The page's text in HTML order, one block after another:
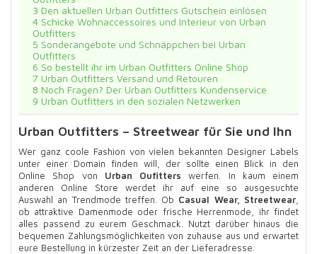
3 Den aktuellen Urban Outfitters Gutschein einlösen
4 Schicke Wohnaccessoires und Interieur von Urban
Outfitters
5 Sonderangebote und Schnäppchen bei Urban
Outfitters
6 So bestellt ihr im Urban Outfitters Online Shop
7 Urban Outfitters Versand und Retouren
8 Noch Fragen? Der Urban Outfitters Kundenservice
9 Urban Outfitters in den sozialen Netzwerken
Urban Outfitters – Streetwear für Sie und Ihn
Wer ganz coole Fashion von vielen bekannten Designer Labels
unter einer Domain finden will, der sollte einen Blick in den
Online Shop von Urban Oufitterswerfen. In kaum einem
anderen Online Store werdet ihr auf eine so ausgesuchte
Auswahl an Trendmode treffen. Ob Casual Wear, Streetwear
ob attraktive Damenmode oder frische Herrenmode, ihr findet
alles passend zu eurem Geschmack. Nutzt darüber hinaus die
bequemen Zahlungsmöglichkeiten von zuhause aus und erwartet
eure Bestellung in kürzester Zeit an der Lieferadresse.